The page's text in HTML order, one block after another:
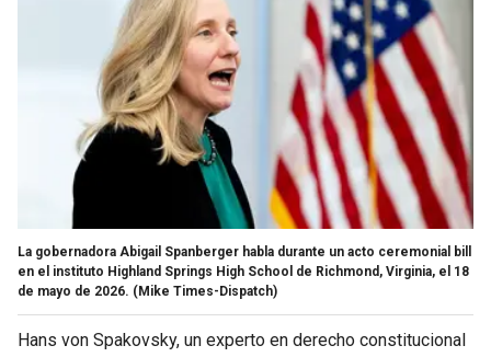
La gobernadora Abigail Spanberger habla durante un acto ceremonial bill
en el instituto Highland Springs High School de Richmond, Virginia, el 18
de mayo de 2026. (Mike Times-Dispatch)
Hans von Spakovsky, un experto en derecho constitucional